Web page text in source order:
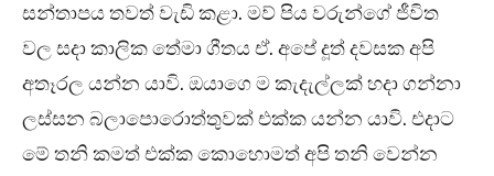
සන්තාපය තවත් වැඩි කළා. මව් පිය වරුන්ගේ ජීවිත
වල සදා කාලික තේමා ගීතය ඒ. අපේ දූත් දවසක අපි
අතෑරල යන්න යාවි. ඔයාගෙ ම කැදැල්ලක් හදා ගන්නා
ලස්සන බලාපොරොත්තුවක් එක්ක යන්න යාවි. එදාට
මේ තනි කමත් එක්ක කොහොමත් අපි තනි වෙන්න